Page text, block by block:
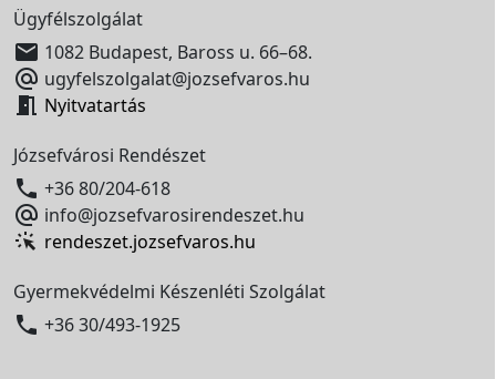
Ügyfélszolgálat
 1082 Budapest, Baross u. 66–68.
 ugyfelszolgalat@jozsefvaros.hu
 Nyitvatartás
Józsefvárosi Rendészet
 +36 80/204-618
 info@jozsefvarosirendeszet.hu
rendeszet.jozsefvaros.hu
Gyermekvédelmi Készenléti Szolgálat
 +36 30/493-1925